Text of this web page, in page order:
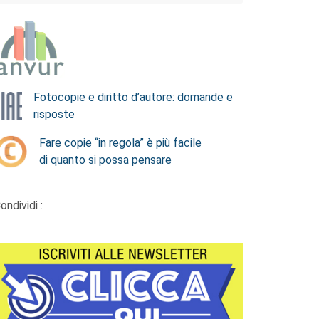
Fotocopie e diritto d’autore: domande e
risposte
Fare copie “in regola” è più facile
di quanto si possa pensare
: